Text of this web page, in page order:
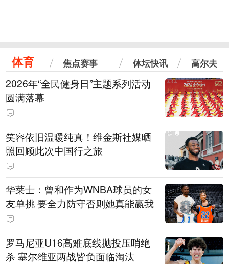
体育 焦点赛事 体坛快讯 高尔夫
2026年“全民健身日”主题系列活动
圆满落幕
笑容依旧温暖纯真！维金斯社媒晒
照回顾此次中国行之旅
华莱士：曾和作为WNBA球员的女
友单挑 要全力防守否则她真能赢我
罗马尼亚U16高难底线抛投压哨绝
杀 塞尔维亚两战皆负面临淘汰